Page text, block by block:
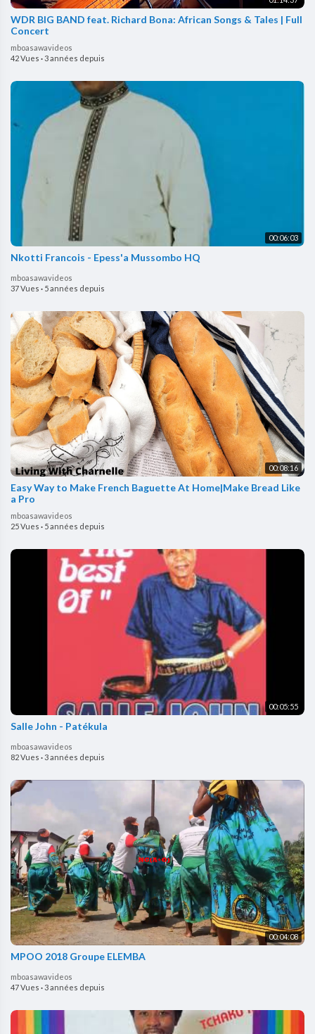
WDR BIG BAND feat. Richard Bona: African Songs & Tales | Full
Concert
mboasawavideos
42 Vues ·3 années depuis
00:06:03
Nkotti Francois - Epess'a Mussombo HQ
mboasawavideos
37 Vues · 5 années depuis
00:08:16
Easy Way to Make French Baguette At Home|Make Bread Like
a Pro
mboasawavideos
25 Vues · 5 années depuis
00:05:55
Salle John - Patékula
mboasawavideos
82 Vues · 3 années depuis
00:04:08
MPOO 2018 Groupe ELEMBA
mboasawavideos
47 Vues ·3 années depuis